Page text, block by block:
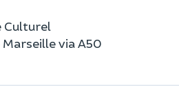
Culturel
via A50